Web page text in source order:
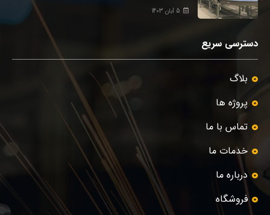
5 آبان 1403
دسترسی سریع
بلاگ
پروژه ها
تماس با ما
خدمات ما
درباره ما
فروشگاه